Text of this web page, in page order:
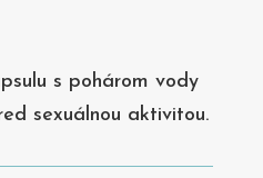
s pohárom vody
sexuálnou aktivitou.